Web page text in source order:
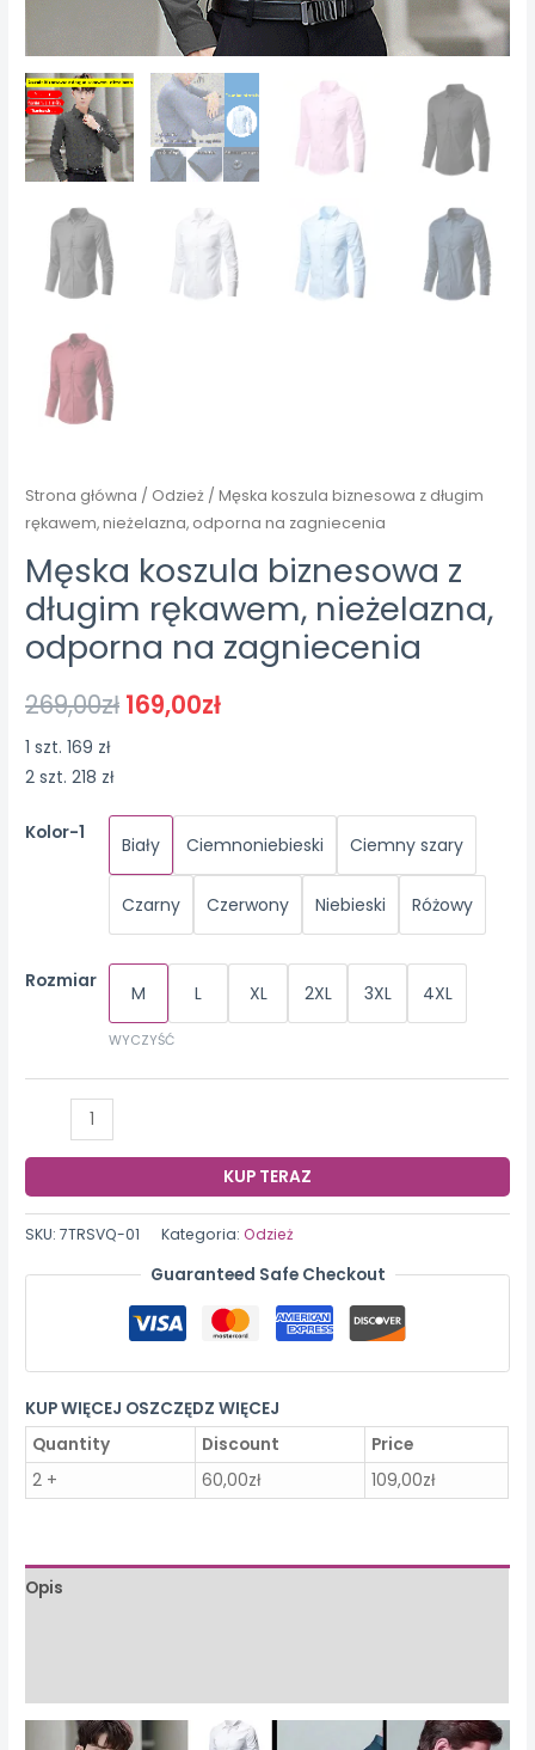
Strona główna / Odzież / Męska koszula biznesowa z długim
rękawem, nieżelazna, odporna na zagniecenia
Męska koszula biznesowa z
długim rękawem, nieżelazna,
odporna na zagniecenia
269,00zł 169,00zł
1 szt. 169 zł
2 szt. 218 zł
Kolor-1
Biały Ciemnoniebieski Ciemny szary
Czarny Czerwony Niebieski Różowy
Rozmiar
M L XL 2XL 3XL 4XL
WYCZYŚĆ
Męska
biznesowa
z
zagniecenia
KUP TERAZ
SKU:7TRSVQ-01 Kategoria:Odzież
Guaranteed Safe Checkout
KUP WIĘCEJ OSZCZĘDZ WIĘCEJ
Quantity
Discount
Price
2 +
60,00zł 109,00zł
Opis